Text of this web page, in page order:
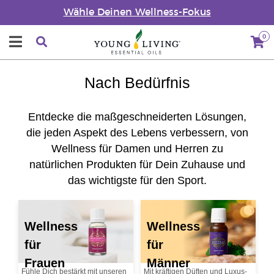
Wähle Deinen Wellness-Fokus
0
Nach Bedürfnis
Entdecke die maßgeschneiderten Lösungen,
die jeden Aspekt des Lebens verbessern, von
Wellness für Damen und Herren zu
natürlichen Produkten für Dein Zuhause und
das wichtigste für den Sport.
Wellness
für
Frauen
Fühle Dich bestärkt mit unseren
Wellness
für
Männer
Mit kräftigen Düften und Luxus-